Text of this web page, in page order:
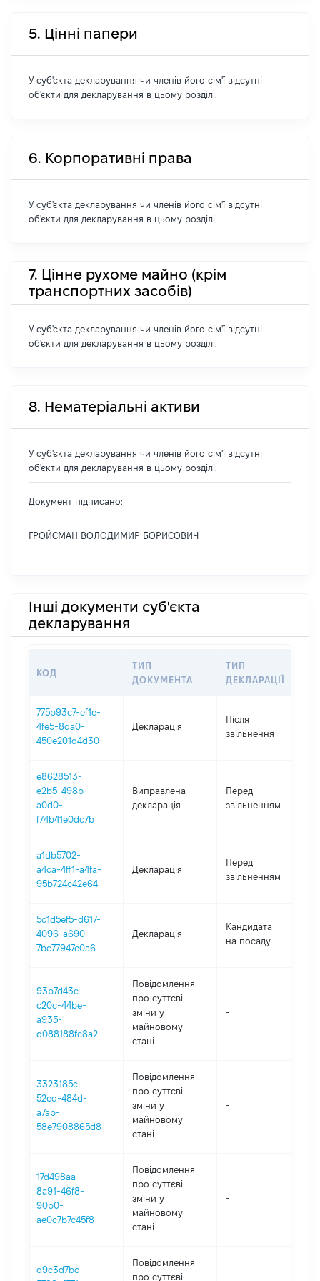
5. Цінні папери
У суб'єкта декларування чи членів його сім'ї відсутні
об'єкти для декларування в цьому розділі.
6. Корпоративні права
У суб'єкта декларування чи членів його сім'ї відсутні
об'єкти для декларування в цьому розділі.
7. Цінне рухоме майно (крім
транспортних засобів)
У суб'єкта декларування чи членів його сім'ї відсутні
об'єкти для декларування в цьому розділі.
8. Нематеріальні активи
У суб'єкта декларування чи членів його сім'ї відсутні
об'єкти для декларування в цьому розділі.
Документ підписано:
ГРОЙСМАН ВОЛОДИМИР БОРИСОВИЧ
Інші документи суб'єкта
декларування
КОД
ТИП
ДОКУМЕНТА
ТИП
ДЕКЛАРАЦІЇ
775b93c7-ef1e-
4fe5-8da0-
450e201d4d30
Декларація
Після
звільнення
e8628513-
e2b5-498b-
a0d0-
f74b41e0dc7b
Виправлена
декларація
Перед
звільненням
a1db5702-
a4ca-4ff1-a4fa-
95b724c42e64
Декларація
Перед
звільненням
5c1d5ef5-d617-
4096-a690-
7bc77947e0a6
Декларація
Кандидата
на посаду
93b7d43c-
c20c-44be-
a935-
d088188fc8a2
Повідомлення
про суттєві
зміни y
майновому
стані
-
3323185c-
52ed-484d-
a7ab-
58e7908865d8
Повідомлення
про суттєві
зміни y
майновому
стані
-
17d498aa-
8a91-46f8-
90b0-
ae0c7b7c45f8
Повідомлення
про суттєві
зміни y
майновому
стані
-
d9c3d7bd-
Повідомлення
про суттєві